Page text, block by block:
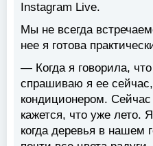
Instagram Live.
Мы не всегда
нее я готова
— Когда я говорила,
спрашиваю я ее
кондиционером.
кажется, что уже лето.
когда деревья в нашем